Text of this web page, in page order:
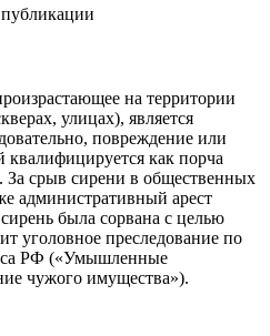
на территории
улицах), является
повреждение или
квалифицируется как порча
срыв сирени в общественных
административный арест
была сорвана с целью
уголовное преследование по
РФ («Умышленные
чужого имущества»).